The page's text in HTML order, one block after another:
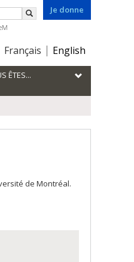
Je donne
Choix
la
Français English
Rechercher
ÊTES...
de Montréal.